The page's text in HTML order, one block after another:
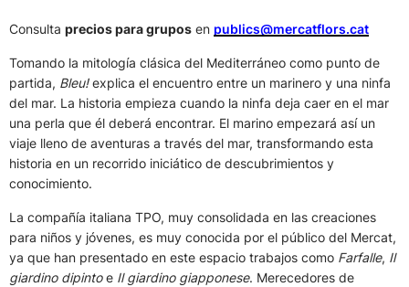
Consulta precios para grupos en publics@mercatflors.cat
Tomando la mitología clásica del Mediterráneo como punto de
partida, Bleu!explica el encuentro entre un marinero y una ninfa
del mar. La historia empieza cuando la ninfa deja caer en el mar
una perla que él deberá encontrar. El marino empezará así un
viaje lleno de aventuras a través del mar, transformando esta
historia en un recorrido iniciático de descubrimientos y
conocimiento.
La compañía italiana TPO, muy consolidada en las creaciones
para niños y jóvenes, es muy conocida por el público del Mercat,
ya que han presentado en este espacio trabajos como Farfalle, Il
giardino dipintoe Il giardino giapponese. Merecedores de